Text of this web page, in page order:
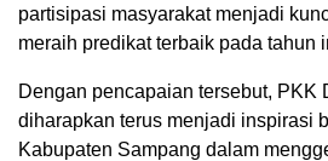
partisipasi masyarakat menjadi
meraih predikat terbaik pada tahun
Dengan pencapaian tersebut, PKK
diharapkan terus menjadi inspirasi
Kabupaten Sampang dalam